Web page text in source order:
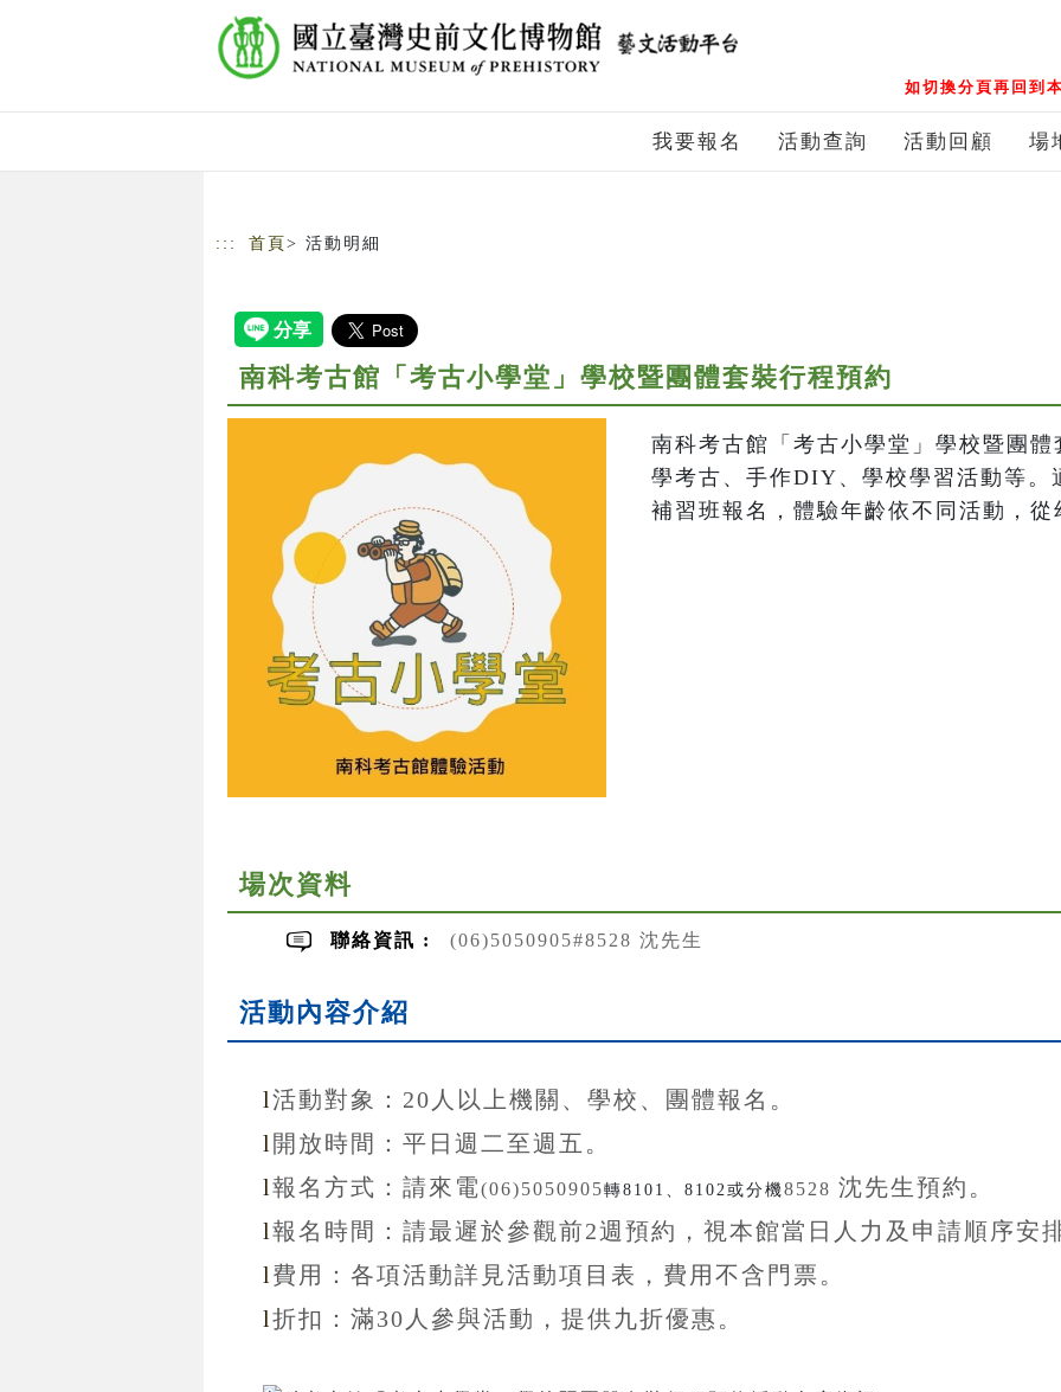
如切換分頁再回到
我要報名 活動查詢 活動回顧 場
::: 首頁 > 活動明細
南科考古館「考古小學堂」學校暨團體套裝行程預約
南科考古館「考古小學堂」學校暨團
學考古、手作DIY、學校學習活動等。
補習班報名，體驗年齡依不同活動，
場次資料
聯絡資訊 : (06)5050905#8528 沈先生
活動內容介紹
l活動對象：20 人以上機關、學校、團體報名。
l 開放時間： 平日週二至週五。
l報名方式： 請來電(06)5050905轉8101、8102或分機8528 沈先生預約。
l報名 時間： 請最遲於參觀前2週預約，視本館當日人力及申請順序安
l 費用：各項活動詳見活動項目表，費用不含 門票。
l折扣 ：滿30 人參與活動，提供九折優惠 。